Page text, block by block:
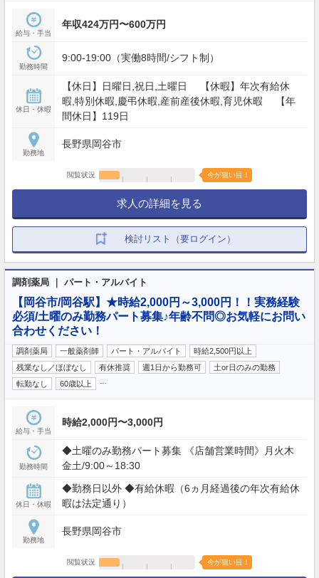
給与・手当
年収424万円〜600万円
勤務時間
9:00-19:00（実働8時間/シフト制）
休日・休暇
【休日】日曜日,祝日,土曜日 【休暇】年次有給休
暇,特別休暇,慶弔休暇,産前産後休暇,育児休暇 【年
間休日】119日
勤務地
長野県岡谷市
閲覧状況 今が狙い目！
求人の詳細を見る
検討リスト（要ログイン）
調剤薬局 ｜ パート・アルバイト
【岡谷市/岡谷駅】★時給2,000円～3,000円！！実務経験
必須/土曜のみ勤務パート募集♪年齢不問◎お気軽にお問い
合わせください！
調剤薬局 一般薬剤師 パート・アルバイト
時給2,500円以上
残業なし／ほぼなし
有休推奨 週1日から勤務可
土or日のみの勤務
転勤なし
60歳以上
給与・手当
時給2,000円〜3,000円
勤務時間
◆土曜のみ勤務パート募集 《店舗営業時間》月火木
金土/9:00～18:30
休日・休暇
◆勤務日以外 ◆有給休暇（6ヵ月経過後の年次有給休
暇は法定通り）
勤務地
長野県岡谷市
閲覧状況 今が狙い目！